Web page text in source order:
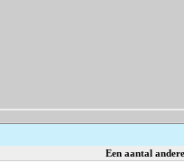
Een aantal